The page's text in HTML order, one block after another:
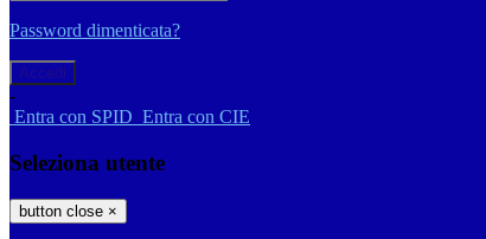
Password dimenticata?
-
Entra con SPID Entra con CIE
Seleziona utente
button close ×